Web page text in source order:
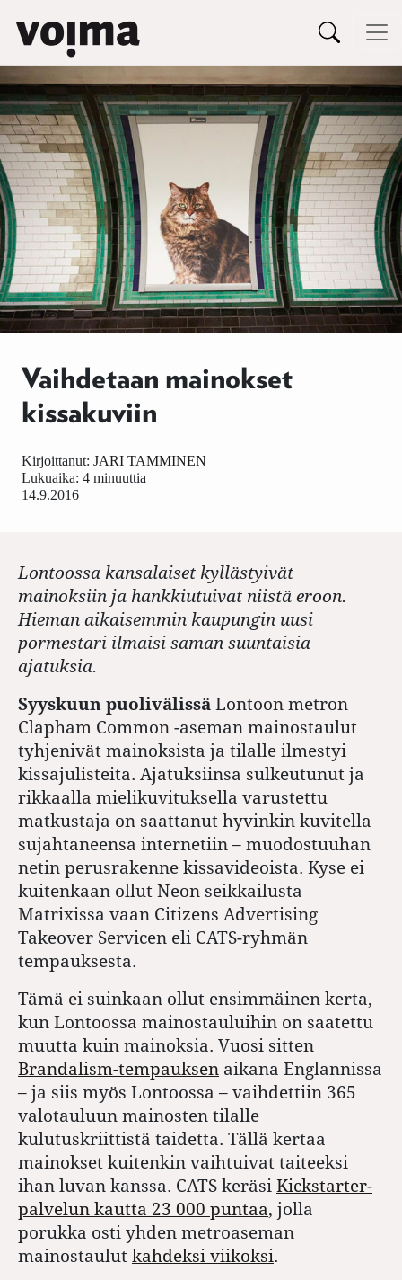
Siirry sisältöön
Päävalikko
Vaihdetaan mainokset
kissakuviin
14.9.2016
Kirjoittanut: JARI TAMMINEN
Lukuaika: 4 minuuttia
Lontoossa kansalaiset kyllästyivät
mainoksiin ja hankkiutuivat niistä eroon.
Hieman aikaisemmin kaupungin uusi
pormestari ilmaisi saman suuntaisia
ajatuksia.
Syyskuun puolivälissä Lontoon metron
Clapham Common -aseman mainostaulut
tyhjenivät mainoksista ja tilalle ilmestyi
kissajulisteita. Ajatuksiinsa sulkeutunut ja
rikkaalla mielikuvituksella varustettu
matkustaja on saattanut hyvinkin kuvitella
sujahtaneensa internetiin – muodostuuhan
netin perusrakenne kissavideoista. Kyse ei
kuitenkaan ollut Neon seikkailusta
Matrixissa vaan Citizens Advertising
Takeover Servicen eli CATS-ryhmän
tempauksesta.
Tämä ei suinkaan ollut ensimmäinen kerta,
kun Lontoossa mainostauluihin on saatettu
muutta kuin mainoksia. Vuosi sitten
Brandalism-tempauksen aikana Englannissa
– ja siis myös Lontoossa – vaihdettiin 365
valotauluun mainosten tilalle
kulutuskriittistä taidetta. Tällä kertaa
mainokset kuitenkin vaihtuivat taiteeksi
ihan luvan kanssa. CATS keräsi Kickstarter-
palvelun kautta 23 000 puntaa, jolla
porukka osti yhden metroaseman
mainostaulut kahdeksi viikoksi.